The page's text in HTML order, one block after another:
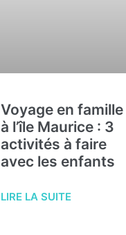
Voyage en famille
à l’île Maurice : 3
activités à faire
avec les enfants
LIRE LA SUITE